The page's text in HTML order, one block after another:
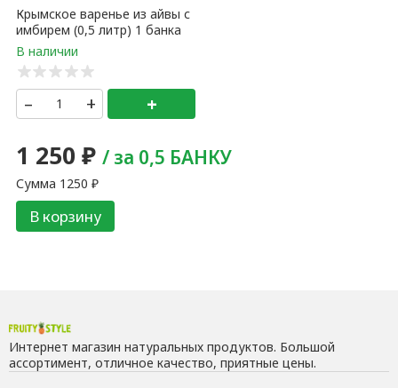
Крымское варенье из айвы с
имбирем (0,5 литр) 1 банка
– + +
1 250₽ / за 0,5 БАНКУ
Сумма 1250 ₽
В корзину
Интернет магазин натуральных продуктов. Большой
ассортимент, отличное качество, приятные цены.